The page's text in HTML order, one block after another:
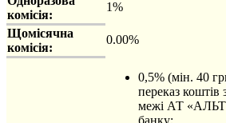
комісія:
1%
Щомісячна
комісія:
0.00%
0,5% (мін. 40
переказ коштів
межі АТ
банку;